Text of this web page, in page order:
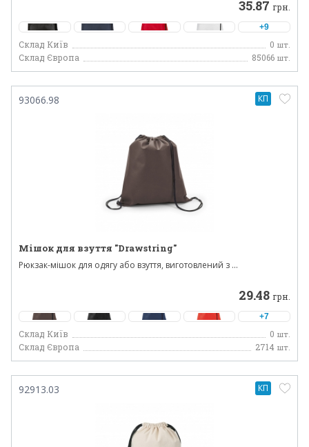
35.87 грн.
+9
Склад Київ 0 шт.
Склад Європа 85066 шт.
93066.98
Мішок для взуття "Drawstring"
Рюкзак-мішок для одягу або взуття, виготовлений з ...
29.48 грн.
+7
Склад Київ 0 шт.
Склад Європа 2714 шт.
КП
92913.03 КП